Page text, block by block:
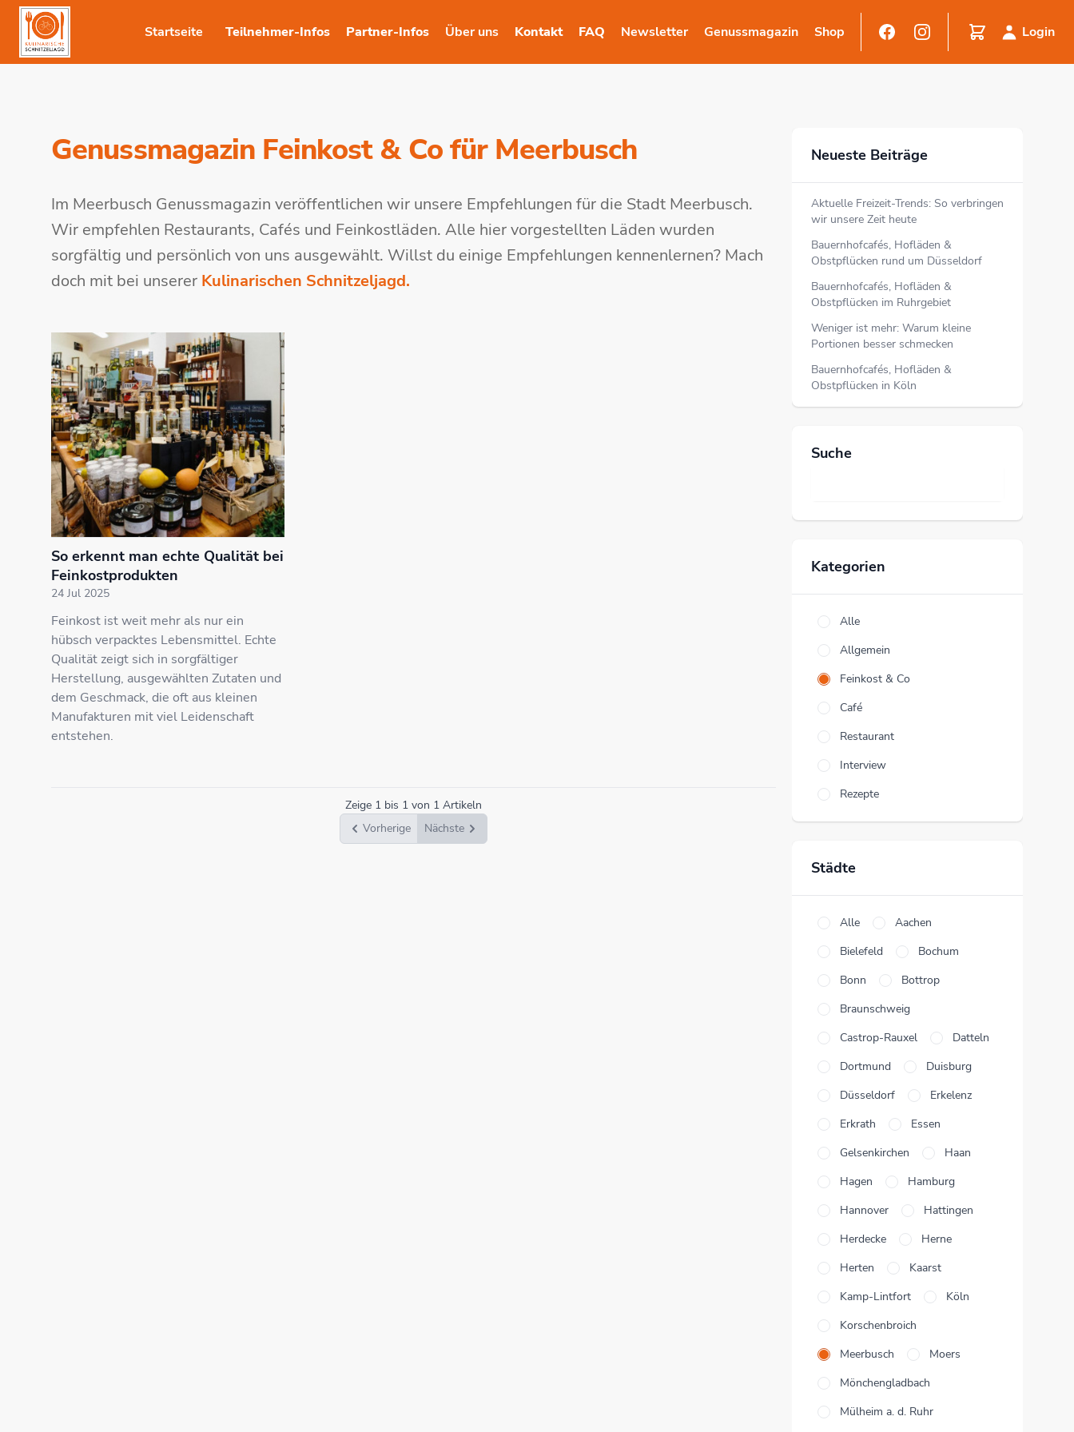
Startseite Teilnehmer-Infos Partner-Infos Über uns Kontakt FAQ Newsletter Genussmagazin Shop Login
Genussmagazin Feinkost & Co für Meerbusch
Im Meerbusch Genussmagazin veröffentlichen wir unsere Empfehlungen für die Stadt Meerbusch.
Wir empfehlen Restaurants, Cafés und Feinkostläden. Alle hier vorgestellten Läden wurden
sorgfältig und persönlich von uns ausgewählt. Willst du einige Empfehlungen kennenlernen? Mach
doch mit bei unserer Kulinarischen Schnitzeljagd.
So erkennt man echte Qualität bei
Feinkostprodukten
24 Jul 2025
Feinkost ist weit mehr als nur ein
hübsch verpacktes Lebensmittel. Echte
Qualität zeigt sich in sorgfältiger
Herstellung, ausgewählten Zutaten und
dem Geschmack, die oft aus kleinen
Manufakturen mit viel Leidenschaft
entstehen.
Zeige 1bis 1von 1 Artikeln
Vorherige
Nächste
Neueste Beiträge
Aktuelle Freizeit-Trends: So verbringen
wir unsere Zeit heute
Bauernhofcafés, Hofläden &
Obstpflücken rund um Düsseldorf
Bauernhofcafés, Hofläden &
Obstpflücken im Ruhrgebiet
Weniger ist mehr: Warum kleine
Portionen besser schmecken
Bauernhofcafés, Hofläden &
Obstpflücken in Köln
Suche
Kategorien
Alle
Allgemein
Feinkost & Co
Café
Restaurant
Interview
Rezepte
Städte
Alle
Aachen
Bielefeld
Bochum
Bonn
Bottrop
Braunschweig
Castrop-Rauxel
Datteln
Dortmund
Duisburg
Düsseldorf
Erkelenz
Erkrath
Essen
Gelsenkirchen
Haan
Hagen
Hamburg
Hannover
Hattingen
Herdecke
Herne
Herten
Kaarst
Kamp-Lintfort
Köln
Korschenbroich
Meerbusch
Moers
Mönchengladbach
Mülheim a. d. Ruhr